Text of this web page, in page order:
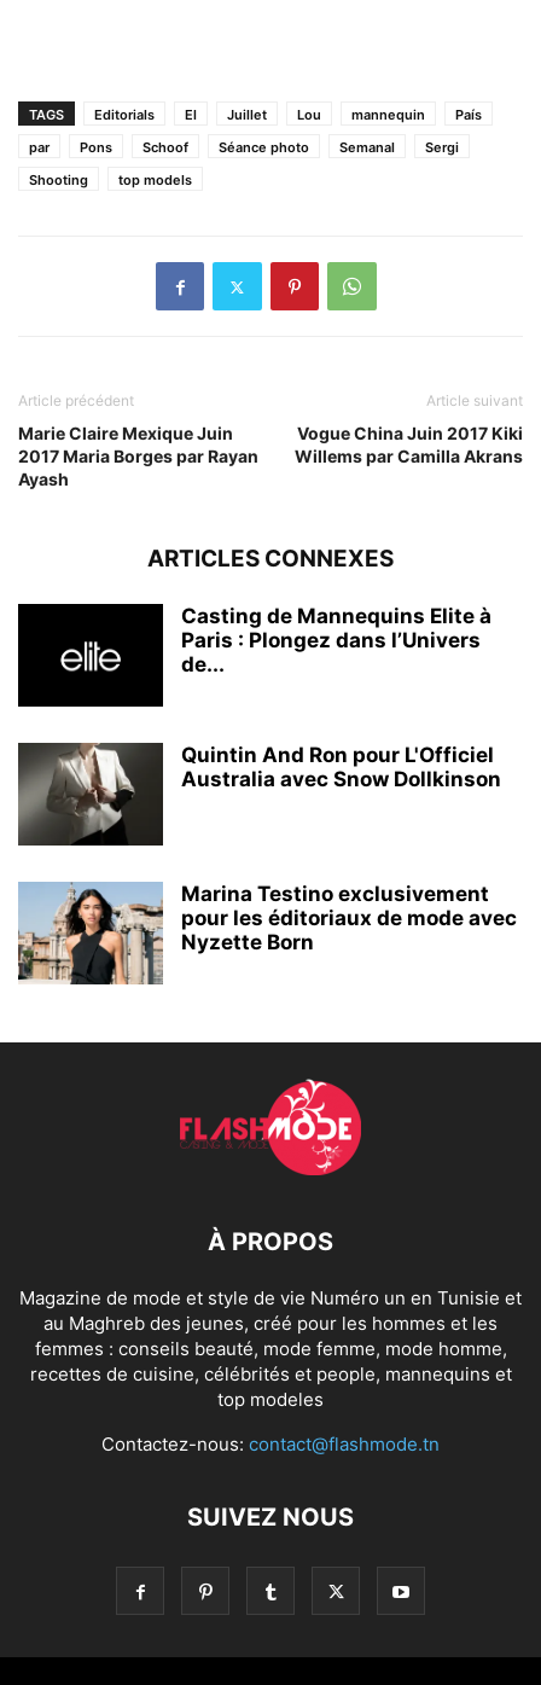
TAGS Editorials El Juillet Lou mannequin
País
par
Pons Schoof Séance photo Semanal
Sergi
Shooting
top models
Article précédent
Marie Claire Mexique Juin
2017 Maria Borges par Rayan
Ayash
Article suivant
Vogue China Juin 2017 Kiki
Willems par Camilla Akrans
ARTICLES CONNEXES
Casting de Mannequins Elite à
Paris : Plongez dans l’Univers
de...
Quintin And Ron pour L'Officiel
Australia avec Snow Dollkinson
Marina Testino exclusivement
pour les éditoriaux de mode avec
Nyzette Born
À PROPOS
Magazine de mode et style de vie Numéro un en Tunisie et
au Maghreb des jeunes, créé pour les hommes et les
femmes : conseils beauté, mode femme, mode homme,
recettes de cuisine, célébrités et people, mannequins et
top modeles
Contactez-nous: contact@flashmode.tn
SUIVEZ NOUS